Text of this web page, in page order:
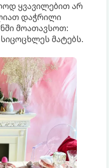
ყვავილებით არ
დაჭრილი
მოათავსოთ:
მატებს.